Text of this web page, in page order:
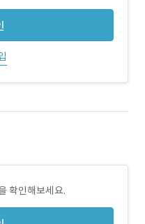
확인해보세요.